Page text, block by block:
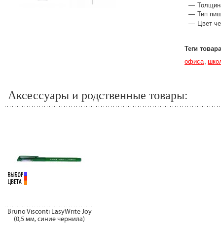
Тип
Цвет
Теги товара
офиса
Аксессуары и родственные товары:
Bruno Visconti EasyWrite Joy
(0,5 мм, синие чернила)